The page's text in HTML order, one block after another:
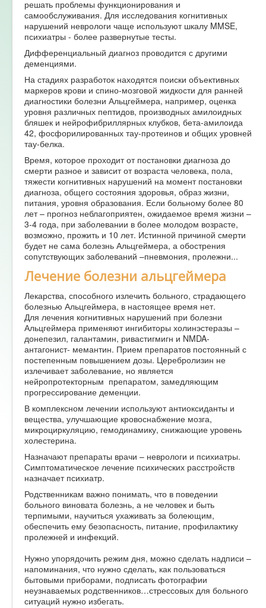
решать проблемы функционирования и
самообслуживания. Для исследования когнитивных
нарушений неврологи чаще используют шкалу MMSE,
психиатры - более развернутые тесты.
Дифференциальный диагноз проводится с другими
деменциями.
На стадиях разработок находятся поиски объективных
маркеров крови и спино-мозговой жидкости для ранней
диагностики болезни Альцгеймера, например, оценка
уровня различных пептидов, производных амилоидных
бляшек и нейрофибриллярных клубков, бета-амилоида
42, фосфорилированных тау-протеинов и общих уровней
тау-белка.
Время, которое проходит от постановки диагноза до
смерти разное и зависит от возраста человека, пола,
тяжести когнитивных нарушений на момент постановки
диагноза, общего состояния здоровья, образ жизни,
питания, уровня образования. Если больному более 80
лет – прогноз неблагоприятен, ожидаемое время жизни –
3-4 года, при заболевании в более молодом возрасте,
возможно, прожить и 10 лет. Истинной причиной смерти
будет не сама болезнь Альцгеймера, а обострения
сопутствующих заболеваний –пневмония, пролежни...
Лечение болезни альцгеймера
Лекарства, способного излечить больного, страдающего
болезнью Альцгеймера, в настоящее время нет.
Для лечения когнитивных нарушений при болезни
Альцгеймера применяют ингибиторы холинэстеразы –
донепезил, галантамин, ривастигмигн и NMDA-
антагонист- мемантин. Прием препаратов постоянный с
постепенным повышением дозы. Церебролизин не
излечивает заболевание, но является
нейропротекторным препаратом, замедляющим
прогрессирование деменции.
В комплексном лечении используют антиоксиданты и
вещества, улучшающие кровоснабжение мозга,
микроциркуляцию, гемодинамику, снижающие уровень
холестерина.
Назначают препараты врачи – неврологи и психиатры.
Симптоматическое лечение психических расстройств
назначает психиатр.
Родственникам важно понимать, что в поведении
больного виновата болезнь, а не человек и быть
терпимыми, научиться ухаживать за болеющим,
обеспечить ему безопасность, питание, профилактику
пролежней и инфекций.
Нужно упорядочить режим дня, можно сделать надписи –
напоминания, что нужно сделать, как пользоваться
бытовыми приборами, подписать фотографии
неузнаваемых родственников…стрессовых для больного
ситуаций нужно избегать.